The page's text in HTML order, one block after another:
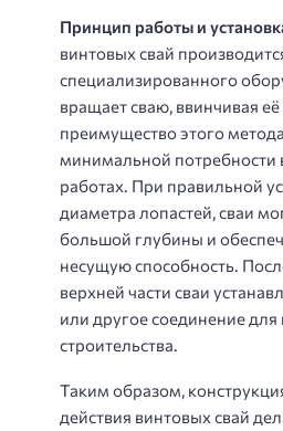
Принцип работы и
винтовых свай
специализированного
вращает сваю, ввинчивая её
преимущество этого
минимальной потребности
работах. При правильной
диаметра лопастей, сваи
большой глубины и
несущую способность.
верхней части сваи
или другое соединение
строительства.
Таким образом,
действия винтовых свай